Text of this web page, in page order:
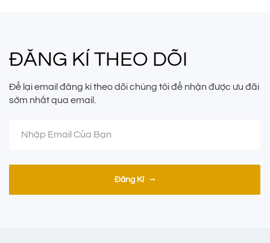
ĐĂNG KÍ THEO DÕI
Để lại email đăng kí theo dõi chúng tôi để nhận được ưu đãi
sớm nhất qua email.
Đăng Kí